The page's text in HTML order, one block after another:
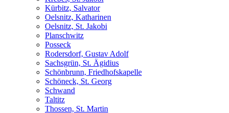
Kürbitz, Salvator
Oelsnitz, Katharinen
Oelsnitz, St. Jakobi
Planschwitz
Posseck
Rodersdorf, Gustav Adolf
Sachsgrün, St. Ägidius
Schönbrunn, Friedhofskapelle
Schöneck, St. Georg
Schwand
Taltitz
Thossen, St. Martin